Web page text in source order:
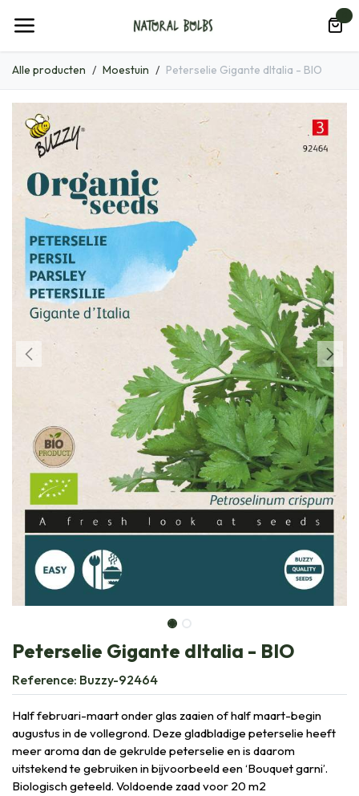
Alle producten Moestuin Peterselie Gigante dItalia - BIO
Peterselie Gigante dItalia - BIO
Reference: Buzzy-92464
Half februari-maart onder glas zaaien of half maart-begin
augustus in de vollegrond. Deze gladbladige peterselie heeft
meer aroma dan de gekrulde peterselie en is daarom
uitstekend te gebruiken in bijvoorbeeld een ‘Bouquet garni’.
Biologisch geteeld. Voldoende zaad voor 20 m2